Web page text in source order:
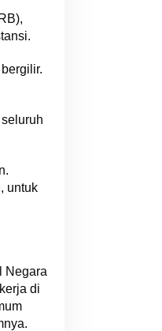
untuk
Negara
di